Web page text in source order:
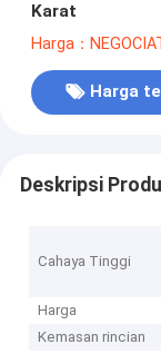
Karat
Harga：
Harga
Deskripsi
Cahaya Tinggi
Harga
Kemasan rincian